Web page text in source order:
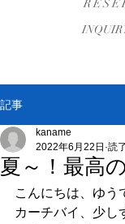
記事
夏～！最高
kaname
2022年6月22日 読
こんにちは、ゆう
カーチバイ、少し